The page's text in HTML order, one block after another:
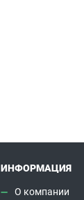
ИНФОРМАЦИЯ
О компании